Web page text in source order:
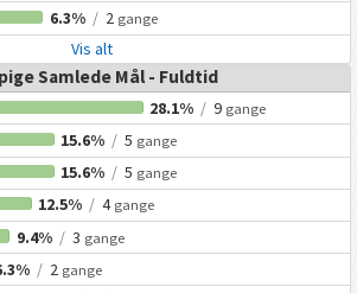
6.3% /2 gange
Vis alt
Samlede Mål - Fuldtid
28.1% / 9 gange
15.6% / 5 gange
15.6% / 5 gange
12.5% / 4 gange
9.4% /3 gange
/2 gange